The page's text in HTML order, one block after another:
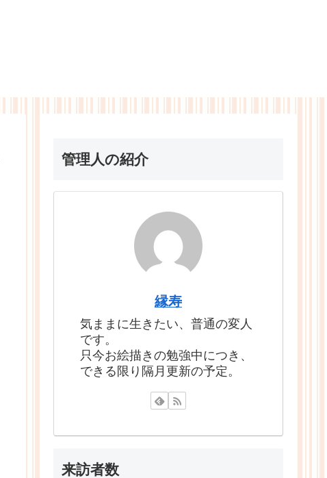
管理人の紹介
縁寿
気ままに生きたい、普通の変人
です。
只今お絵描きの勉強中につき、
できる限り隔月更新の予定。
来訪者数